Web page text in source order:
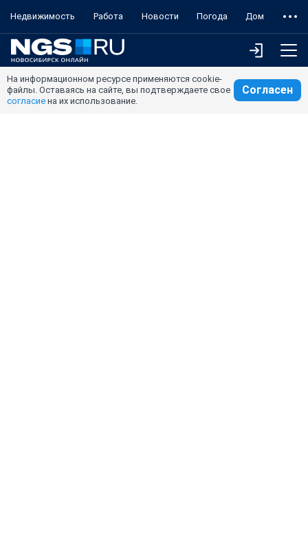
Недвижимость Работа Новости Погода Дом
На информационном ресурсе применяются cookie-
файлы. Оставаясь на сайте, вы подтверждаете свое
согласие на их использование.
Согласен